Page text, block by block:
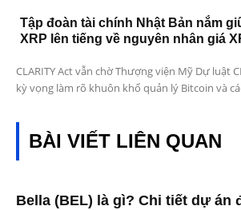
Tập đoàn tài chính Nhật Bản nắm
XRP lên tiếng về nguyên nhân giá
CLARITY Act vẫn chờ Thượng viện Mỹ Dự luật
kỳ vọng làm rõ khuôn khổ quản lý Bitcoin và
BÀI VIẾT LIÊN QUAN
Bella (BEL) là gì? Chi tiết dự án